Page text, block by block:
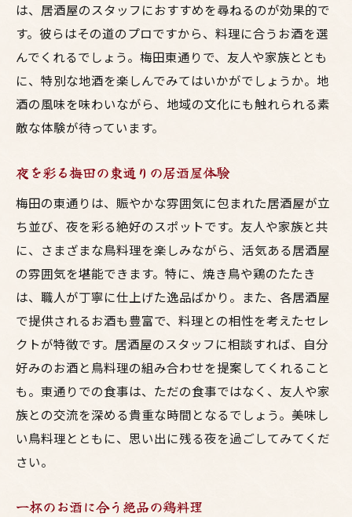
は、居酒屋のスタッフにおすすめを尋ねるのが効果的で
す。彼らはその道のプロですから、料理に合うお酒を選
んでくれるでしょう。梅田東通りで、友人や家族ととも
に、特別な地酒を楽しんでみてはいかがでしょうか。地
酒の風味を味わいながら、地域の文化にも触れられる素
敵な体験が待っています。
夜を彩る梅田の東通りの居酒屋体験
梅田の東通りは、賑やかな雰囲気に包まれた居酒屋が立
ち並び、夜を彩る絶好のスポットです。友人や家族と共
に、さまざまな鳥料理を楽しみながら、活気ある居酒屋
の雰囲気を堪能できます。特に、焼き鳥や鶏のたたき
は、職人が丁寧に仕上げた逸品ばかり。また、各居酒屋
で提供されるお酒も豊富で、料理との相性を考えたセレ
クトが特徴です。居酒屋のスタッフに相談すれば、自分
好みのお酒と鳥料理の組み合わせを提案してくれること
も。東通りでの食事は、ただの食事ではなく、友人や家
族との交流を深める貴重な時間となるでしょう。美味し
い鳥料理とともに、思い出に残る夜を過ごしてみてくだ
さい。
一杯のお酒に合う絶品の鶏料理